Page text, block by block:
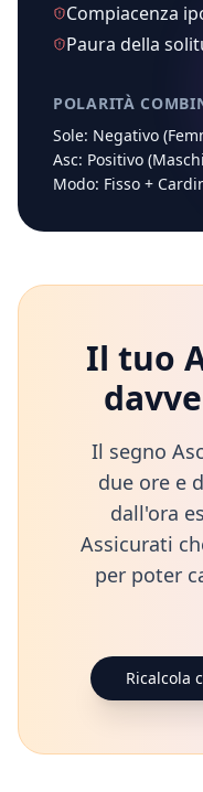
Compiacenza
Paura della
POLARITÀ
Sole: Negativo
Asc: Positivo
Modo: Fisso +
Il tuo
Il segno
due ore e
dall'ora
Assicurati
per poter
Ricalcola